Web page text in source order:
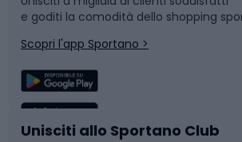
Corsa
Sport di squadra
Caschi da ciclismo
Snowboard
Camminata nordica
Nuoto
e goditi la comodità dello shopping
Scopri l'app Sportano >
Unisciti allo Sportano Club